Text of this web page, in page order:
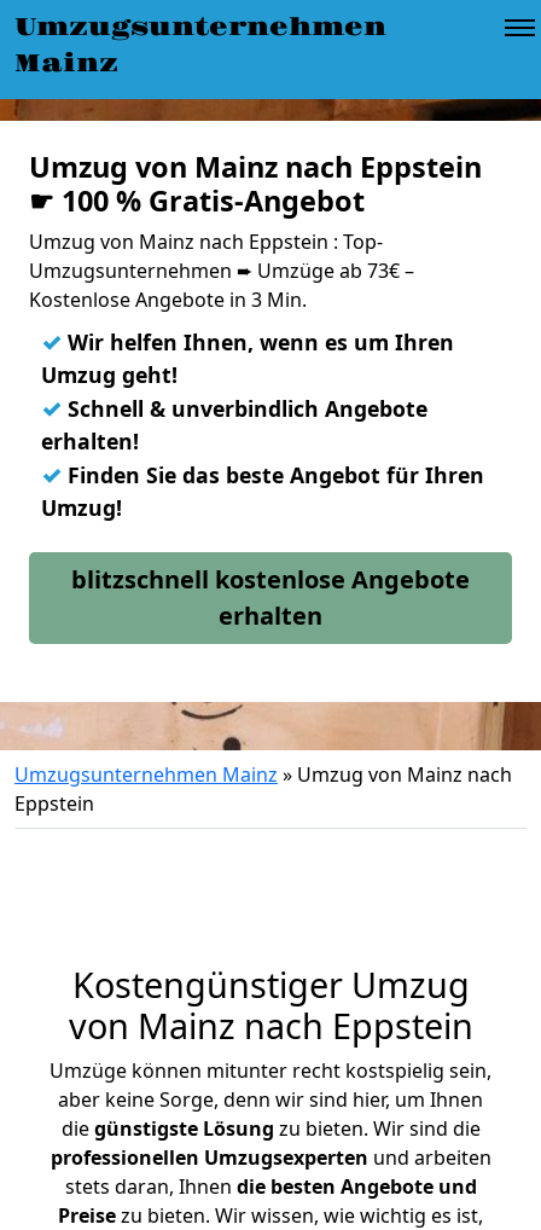
Umzugsunternehmen
Mainz
Umzug von Mainz nach Eppstein
☛ 100 % Gratis-Angebot
Umzug von Mainz nach Eppstein : Top-
Umzugsunternehmen ➨ Umzüge ab 73€ –
Kostenlose Angebote in 3 Min.
✓ Wir helfen Ihnen, wenn es um Ihren
Umzug geht!
✓ Schnell & unverbindlich Angebote
erhalten!
✓ Finden Sie das beste Angebot für Ihren
Umzug!
blitzschnell kostenlose Angebote
erhalten
Umzugsunternehmen Mainz » Umzug von Mainz nach
Eppstein
Kostengünstiger Umzug
von Mainz nach Eppstein
Umzüge können mitunter recht kostspielig sein,
aber keine Sorge, denn wir sind hier, um Ihnen
diegünstigste Lösung zu bieten. Wir sind die
professionellen Umzugsexperten und arbeiten
stets daran, Ihnen die besten Angebote und
Preisezu bieten. Wir wissen, wie wichtig es ist,